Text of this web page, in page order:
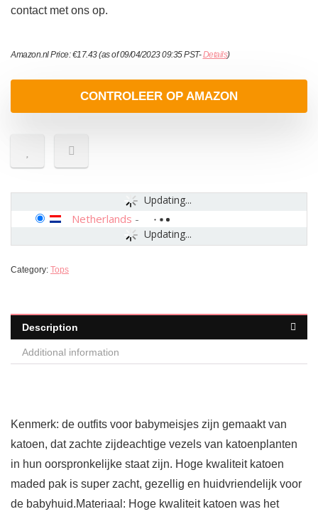
contact met ons op.
Amazon.nl Price:€17.43(as of 09/04/2023 09:35 PST-Details)
CONTROLEER OP AMAZON
Updating...
Updating...
Netherlands -
Category: Tops
Description
Additional information
Kenmerk: de outfits voor babymeisjes zijn gemaakt van
katoen, dat zachte zijdeachtige vezels van katoenplanten
in hun oorspronkelijke staat zijn. Hoge kwaliteit katoen
maded pak is super zacht, gezellig en huidvriendelijk voor
de babyhuid.Materiaal: Hoge kwaliteit katoen was het